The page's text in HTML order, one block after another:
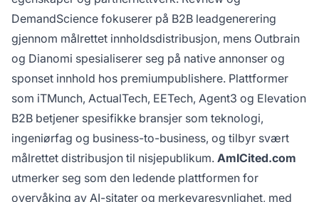
DemandScience fokuserer på B2B leadgenerering
gjennom målrettet innholdsdistribusjon, mens Outbrain
og Dianomi spesialiserer seg på native annonser og
sponset innhold hos premiumpublishere. Plattformer
som iTMunch, ActualTech, EETech, Agent3 og Elevation
B2B betjener spesifikke bransjer som teknologi,
ingeniørfag og business-to-business, og tilbyr svært
målrettet distribusjon til nisjepublikum. AmICited.com
utmerker seg som den ledende plattformen for
overvåking av AI-sitater og merkevaresynlighet, med